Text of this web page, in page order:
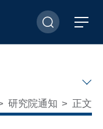
研究院通知 > 正文